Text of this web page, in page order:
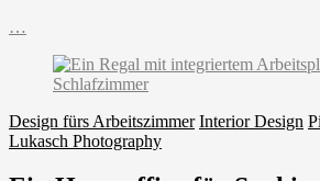
…
Julian
Elisa
Design fürs Arbeitszimmer Interior Design
Lukasch Photography